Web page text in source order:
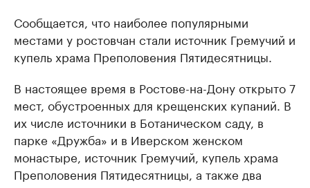
Сообщается, что наиболее популярными
местами у ростовчан стали источник Гремучий и
купель храма Преполовения Пятидесятницы.
В настоящее время в Ростове-на-Дону открыто 7
мест, обустроенных для крещенских купаний. В
их числе источники в Ботаническом саду, в
парке «Дружба» и в Иверском женском
монастыре, источник Гремучий, купель храма
Преполовения Пятидесятницы, а также два